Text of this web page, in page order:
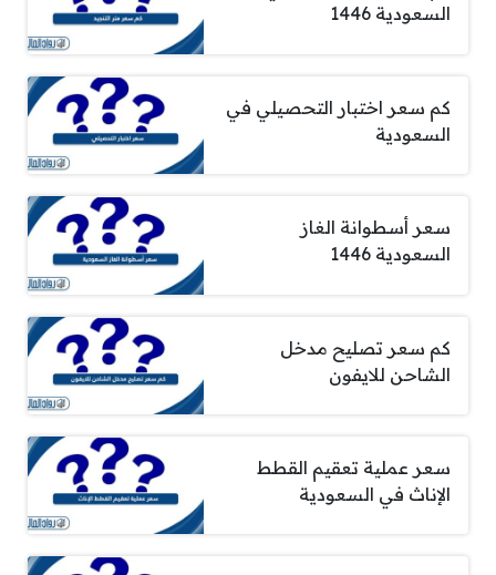
السعودية 1446
كم سعر اختبار التحصيلي في
السعودية
سعر أسطوانة الغاز
السعودية 1446
كم سعر تصليح مدخل
الشاحن للايفون
سعر عملية تعقيم القطط
الإناث في السعودية